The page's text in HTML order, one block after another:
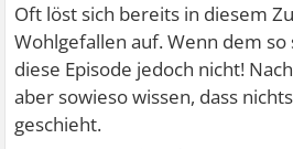
Oft löst sich bereits in diesem
Wohlgefallen auf. Wenn dem so
diese Episode jedoch nicht!
aber sowieso wissen, dass
geschieht.